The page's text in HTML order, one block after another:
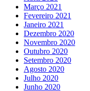
Março 2021
Fevereiro 2021
Janeiro 2021
Dezembro 2020
Novembro 2020
Outubro 2020
Setembro 2020
Agosto 2020
Julho 2020
Junho 2020